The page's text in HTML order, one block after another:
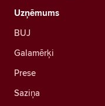
Uzņēmums
BUJ
Galamērķi
Prese
Saziņa